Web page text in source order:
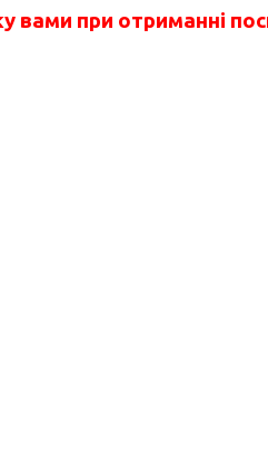
вами при отриманні